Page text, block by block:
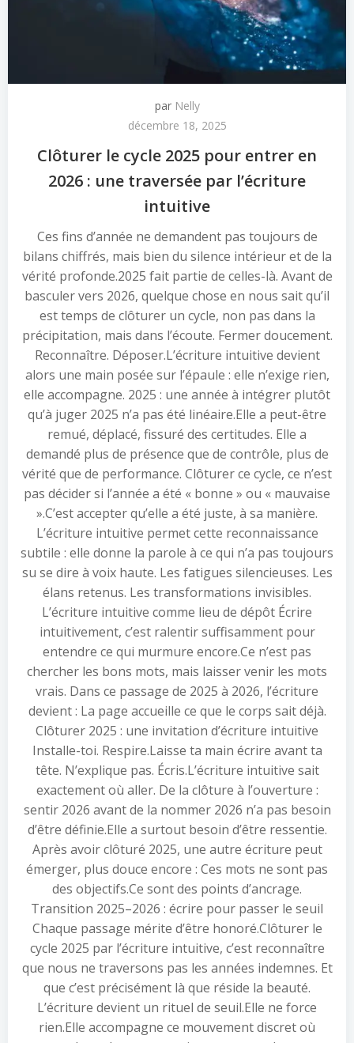
par Nelly
décembre 18, 2025
Clôturer le cycle 2025 pour entrer en
2026 : une traversée par l’écriture
intuitive
Ces fins d’année ne demandent pas toujours de
bilans chiffrés, mais bien du silence intérieur et de la
vérité profonde.2025 fait partie de celles-là. Avant de
basculer vers 2026, quelque chose en nous sait qu’il
est temps de clôturer un cycle, non pas dans la
précipitation, mais dans l’écoute. Fermer doucement.
Reconnaître. Déposer.L’écriture intuitive devient
alors une main posée sur l’épaule : elle n’exige rien,
elle accompagne. 2025 : une année à intégrer plutôt
qu’à juger 2025 n’a pas été linéaire.Elle a peut-être
remué, déplacé, fissuré des certitudes. Elle a
demandé plus de présence que de contrôle, plus de
vérité que de performance. Clôturer ce cycle, ce n’est
pas décider si l’année a été « bonne » ou « mauvaise
».C’est accepter qu’elle a été juste, à sa manière.
L’écriture intuitive permet cette reconnaissance
subtile : elle donne la parole à ce qui n’a pas toujours
su se dire à voix haute. Les fatigues silencieuses. Les
élans retenus. Les transformations invisibles.
L’écriture intuitive comme lieu de dépôt Écrire
intuitivement, c’est ralentir suffisamment pour
entendre ce qui murmure encore.Ce n’est pas
chercher les bons mots, mais laisser venir les mots
vrais. Dans ce passage de 2025 à 2026, l’écriture
devient : La page accueille ce que le corps sait déjà.
Clôturer 2025 : une invitation d’écriture intuitive
Installe-toi. Respire.Laisse ta main écrire avant ta
tête. N’explique pas. Écris.L’écriture intuitive sait
exactement où aller. De la clôture à l’ouverture :
sentir 2026 avant de la nommer 2026 n’a pas besoin
d’être définie.Elle a surtout besoin d’être ressentie.
Après avoir clôturé 2025, une autre écriture peut
émerger, plus douce encore : Ces mots ne sont pas
des objectifs.Ce sont des points d’ancrage.
Transition 2025–2026 : écrire pour passer le seuil
Chaque passage mérite d’être honoré.Clôturer le
cycle 2025 par l’écriture intuitive, c’est reconnaître
que nous ne traversons pas les années indemnes. Et
que c’est précisément là que réside la beauté.
L’écriture devient un rituel de seuil.Elle ne force
rien.Elle accompagne ce mouvement discret où